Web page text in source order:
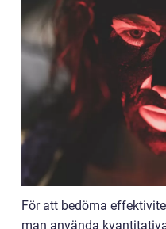
För att bedöma
man använda